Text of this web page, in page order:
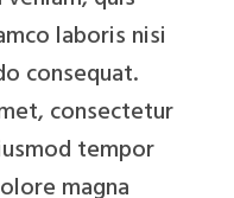
laboris nisi
consequat.
consectetur
tempor
magna